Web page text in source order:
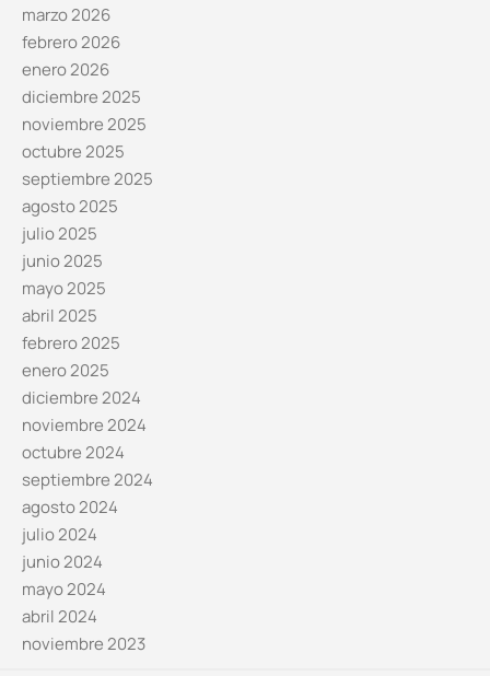
marzo 2026
febrero 2026
enero 2026
diciembre 2025
noviembre 2025
octubre 2025
septiembre 2025
agosto 2025
julio 2025
junio 2025
mayo 2025
abril 2025
febrero 2025
enero 2025
diciembre 2024
noviembre 2024
octubre 2024
septiembre 2024
agosto 2024
julio 2024
junio 2024
mayo 2024
abril 2024
noviembre 2023